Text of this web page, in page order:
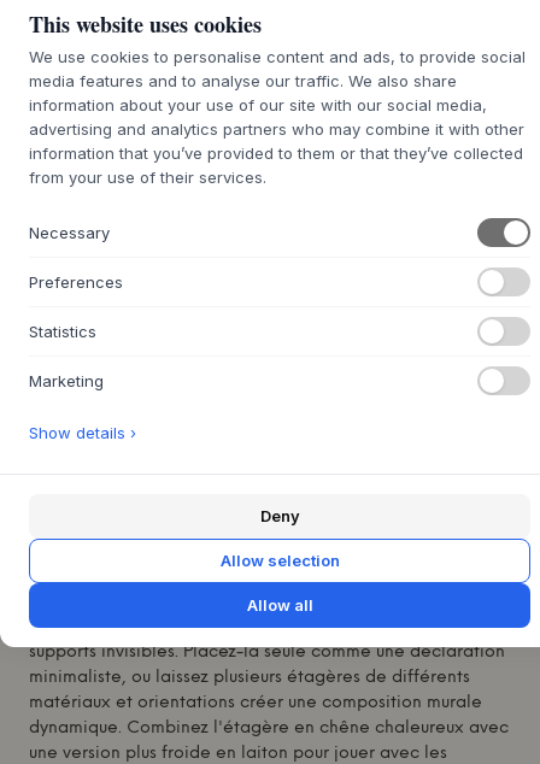
Commande en
souffrance : délai de
livraison d'environ 9 à 21
jours
Nous nous chargeons de vous le procurer
+
légère et marquante qui, avec sa forme en A
caractéristique, fait écho à la classique étagère Amager.
Réalisée dans des matériaux exquis tels que le chêne
chaque variante offre une expérience tactile unique. Des
surface est méticuleusement travaillée. L'étagère,
apportant une esthétique calme et réfléchie à n'importe
quelle pièce.
Imaginez l'A-Shelf comme une scène pour vos objets
choisis – une photo préférée, un petit vase ou un bol en
céramique. Elle se fixe élégamment au mur avec des
supports invisibles. Placez-la seule comme une déclaration
minimaliste, ou laissez plusieurs étagères de différents
matériaux et orientations créer une composition murale
dynamique. Combinez l'étagère en chêne chaleureux avec
une version plus froide en laiton pour jouer avec les
This website uses cookies
We use cookies to personalise content and ads, to provide social
media features and to analyse our traffic. We also share
information about your use of our site with our social media,
advertising and analytics partners who may combine it with other
information that you’ve provided to them or that they’ve collected
from your use of their services.
Necessary
Preferences
Statistics
Marketing
Show details ›
Deny
Allow selection
Allow all